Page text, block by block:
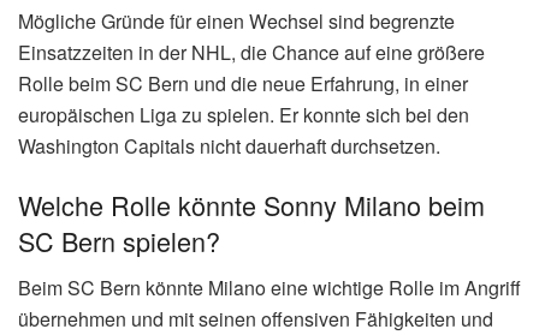
Mögliche Gründe für einen Wechsel sind begrenzte
Einsatzzeiten in der NHL, die Chance auf eine größere
Rolle beim SC Bern und die neue Erfahrung, in einer
europäischen Liga zu spielen. Er konnte sich bei den
Washington Capitals nicht dauerhaft durchsetzen.
Welche Rolle könnte Sonny Milano beim
SC Bern spielen?
Beim SC Bern könnte Milano eine wichtige Rolle im Angriff
übernehmen und mit seinen offensiven Fähigkeiten und